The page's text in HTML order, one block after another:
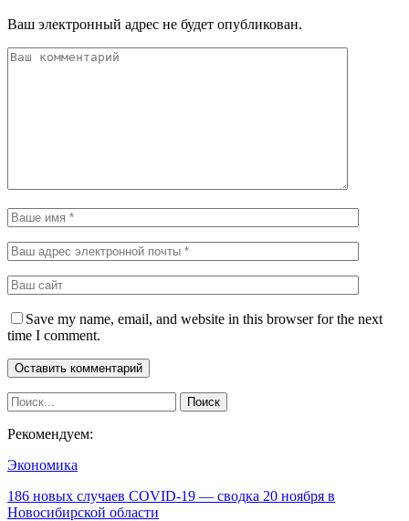
Ваш электронный адрес не будет опубликован.
Save my name, email, and website in this browser for the next
time I comment.
Рекомендуем:
Экономика
186 новых случаев СOVID-19 — сводка 20 ноября в
Новосибирской области